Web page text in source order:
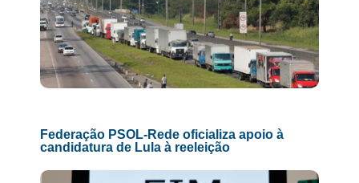
Federação PSOL-Rede oficializa apoio à
candidatura de Lula à reeleição